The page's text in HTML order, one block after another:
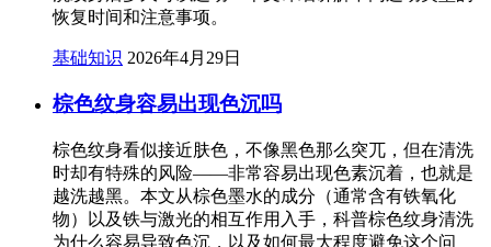
恢复时间和注意事项。
基础知识 2026年4月29日
棕色纹身容易出现色沉吗
棕色纹身看似接近肤色，不像黑色那么突兀，但在清洗
时却有特殊的风险——非常容易出现色素沉着，也就是
越洗越黑。本文从棕色墨水的成分（通常含有铁氧化
物）以及铁与激光的相互作用入手，科普棕色纹身清洗
为什么容易导致色沉，以及如何最大程度避免这个问